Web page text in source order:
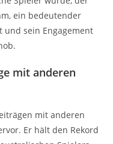
ein bedeutender
und sein Engagement
mit anderen
mit anderen
Er hält den Rekord